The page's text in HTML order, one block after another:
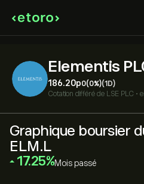
Elementis
186.20‎p‎0(0%)(1D)
Cotation différé de LSE PLC •
Graphique boursier
ELM.L
‎17.25‎ Mois passé